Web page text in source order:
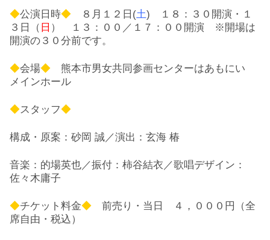
◆公演日時◆ ８月１２日(土) １８：３０開演・１
３日（ 日 ） １３：００／１７：００開演 ※開場は
開演の３０分前です。
◆会場◆ 熊本市男女共同参画センターはあもにい
メインホール
◆スタッフ◆
構成・原案：砂岡 誠／演出：玄海 椿
音楽：的場英也／振付：柿谷結衣／歌唱デザイン：
佐々木庸子
◆チケット料金◆ 前売り・当日 ４，０００円（全
席自由・税込）